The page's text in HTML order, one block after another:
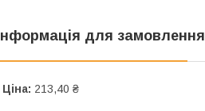
Інформація для замовлення
Ціна: 213,40 ₴